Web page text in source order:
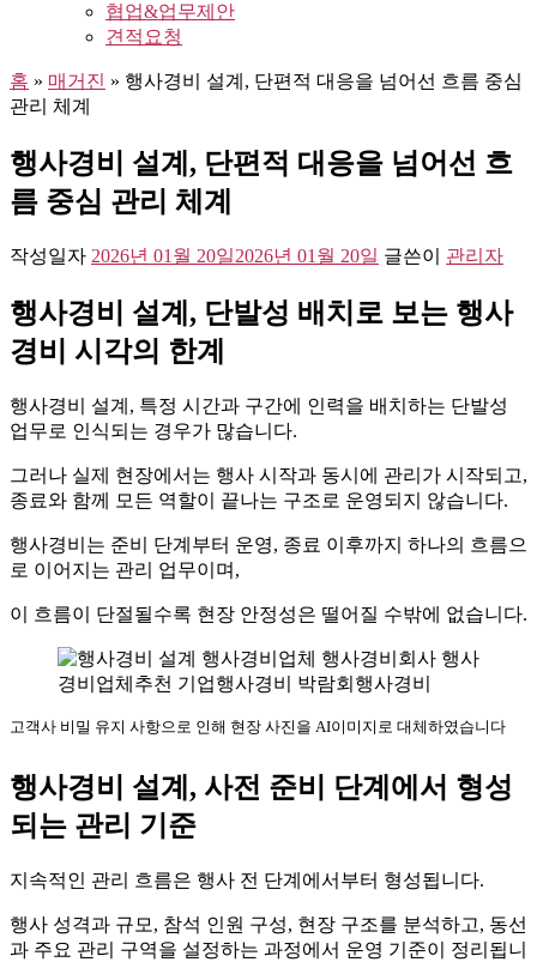
협업&업무제안
견적요청
홈 » 매거진 » 행사경비 설계, 단편적 대응을 넘어선 흐름 중심
관리 체계
행사경비 설계, 단편적 대응을 넘어선 흐
름 중심 관리 체계
작성일자 2026년 01월 20일2026년 01월 20일 글쓴이 관리자
행사경비 설계, 단발성 배치로 보는 행사
경비 시각의 한계
행사경비 설계, 특정 시간과 구간에 인력을 배치하는 단발성
업무로 인식되는 경우가 많습니다.
그러나 실제 현장에서는 행사 시작과 동시에 관리가 시작되고,
종료와 함께 모든 역할이 끝나는 구조로 운영되지 않습니다.
행사경비는 준비 단계부터 운영, 종료 이후까지 하나의 흐름으
로 이어지는 관리 업무이며,
이 흐름이 단절될수록 현장 안정성은 떨어질 수밖에 없습니다.
고객사 비밀 유지 사항으로 인해 현장 사진을 AI이미지로 대체하였습니다
행사경비 설계, 사전 준비 단계에서 형성
되는 관리 기준
지속적인 관리 흐름은 행사 전 단계에서부터 형성됩니다.
행사 성격과 규모, 참석 인원 구성, 현장 구조를 분석하고, 동선
과 주요 관리 구역을 설정하는 과정에서 운영 기준이 정리됩니